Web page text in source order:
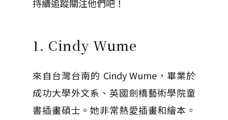
持續追蹤關注他們吧！
1. Cindy Wume
來自台灣台南的 Cindy Wume，畢業於
成功大學外文系、英國劍橋藝術學院童
書插畫碩士。她非常熱愛插畫和繪本。